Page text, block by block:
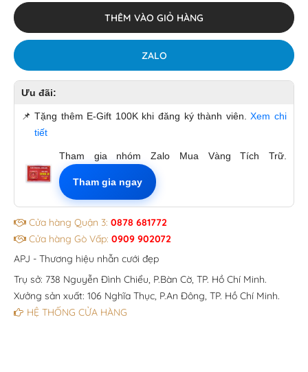
THÊM VÀO GIỎ HÀNG
ZALO
Ưu đãi:
📌 Tặng thêm E-Gift 100K khi đăng ký thành viên.Xem chi
tiết
Tham gia nhóm Zalo Mua Vàng Tích Trữ.
Tham gia ngay
Cửa hàng Quận 3: 0878 681772
Cửa hàng Gò Vấp: 0909 902072
APJ - Thương hiệu nhẫn cưới đẹp
Trụ sở: 738 Nguyễn Đình Chiểu, P.Bàn Cờ, TP. Hồ Chí Minh.
Xưởng sản xuất: 106 Nghĩa Thục, P.An Đông, TP. Hồ Chí Minh.
HỆ THỐNG CỬA HÀNG